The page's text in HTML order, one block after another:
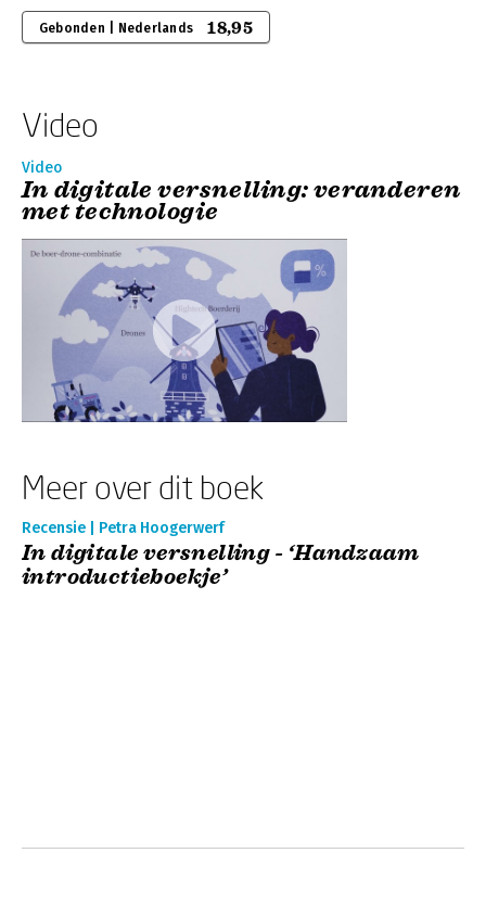
Gebonden | Nederlands 18,95
Video
Video
In digitale versnelling: veranderen
met technologie
Meer over dit boek
Recensie | Petra Hoogerwerf
In digitale versnelling - ‘Handzaam
introductieboekje’